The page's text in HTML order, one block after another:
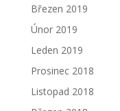
Březen 2019
Únor 2019
Leden 2019
Prosinec 2018
Listopad 2018